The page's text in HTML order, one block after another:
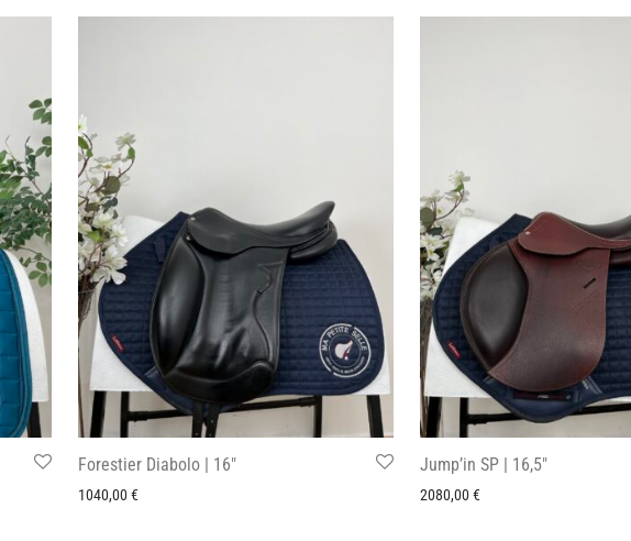
Forestier Diabolo | 16″
1040,00€
Jump’in SP | 16,5″
2080,00€